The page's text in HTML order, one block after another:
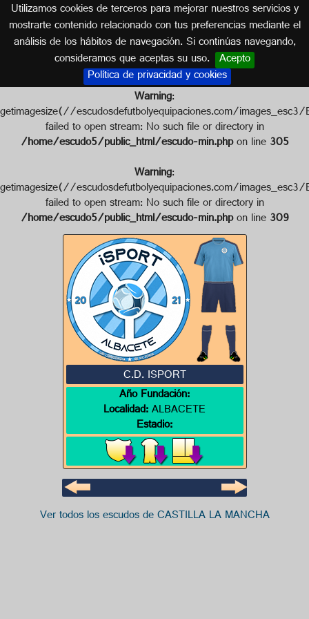
Utilizamos cookies de terceros para mejorar nuestros servicios y
mostrarte contenido relacionado con tus preferencias mediante el
análisis de los hábitos de navegación. Si continúas navegando,
consideramos que aceptas su uso. Acepto
Política de privacidad y cookies
Escudo de C.D. ISPORT
CASTILLA LA MANCHA
Warning:
getimagesize(//escudosdefutbolyequipaciones.com/
failed to open stream: No such file or directory in
/home/escudo5/public_html/escudo-min.phpon line305
Warning:
getimagesize(//escudosdefutbolyequipaciones.com/
failed to open stream: No such file or directory in
/home/escudo5/public_html/escudo-min.phpon line309
C.D. ISPORT
Año Fundación:
Localidad:ALBACETE
Estadio:
Ver todos los escudos de CASTILLA LA MANCHA